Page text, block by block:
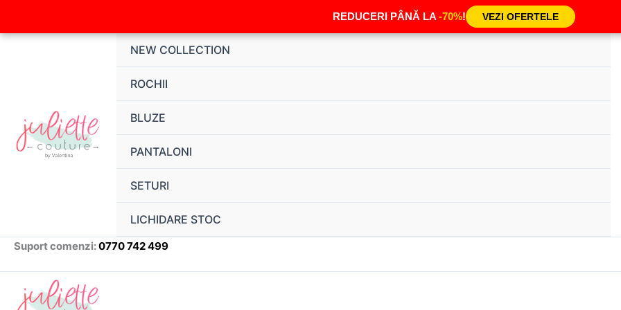
REDUCERI PÂNĂ LA -70%! VEZI OFERTELE
NEW COLLECTION
ROCHII
BLUZE
PANTALONI
SETURI
LICHIDARE STOC
Suport comenzi:0770 742 499